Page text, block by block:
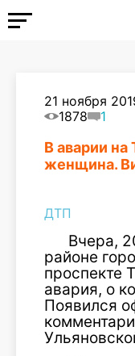
21 ноября
1878
1
В аварии на
женщина.
ДТП
Вчера,
районе
проспекте
авария, о
Появился